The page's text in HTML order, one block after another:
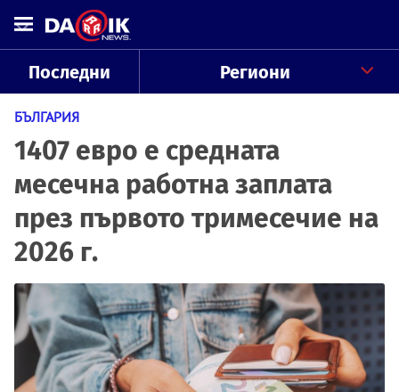
Последни Региони
БЪЛГАРИЯ
1407 евро е средната
месечна работна заплата
през първото тримесечие на
2026 г.